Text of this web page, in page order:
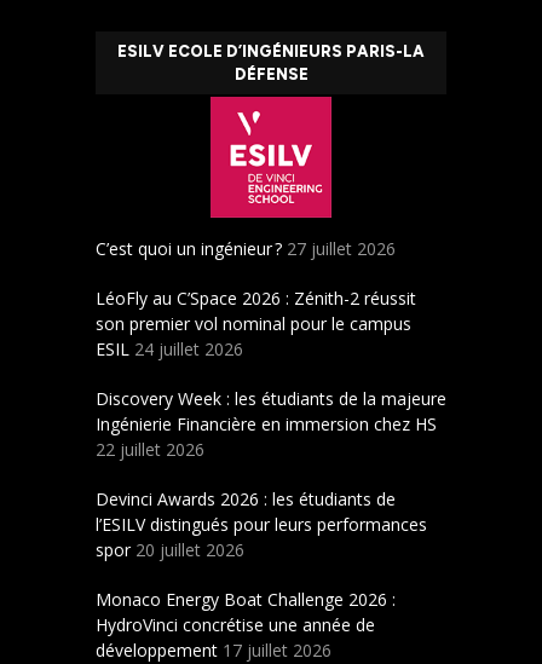
ESILV ECOLE D’INGÉNIEURS PARIS-LA
DÉFENSE
C’est quoi un ingénieur ? 27 juillet 2026
LéoFly au C’Space 2026 : Zénith-2 réussit
son premier vol nominal pour le campus
ESIL 24 juillet 2026
Discovery Week : les étudiants de la majeure
Ingénierie Financière en immersion chez HS
22 juillet 2026
Devinci Awards 2026 : les étudiants de
l’ESILV distingués pour leurs performances
spor 20 juillet 2026
Monaco Energy Boat Challenge 2026 :
HydroVinci concrétise une année de
développement 17 juillet 2026